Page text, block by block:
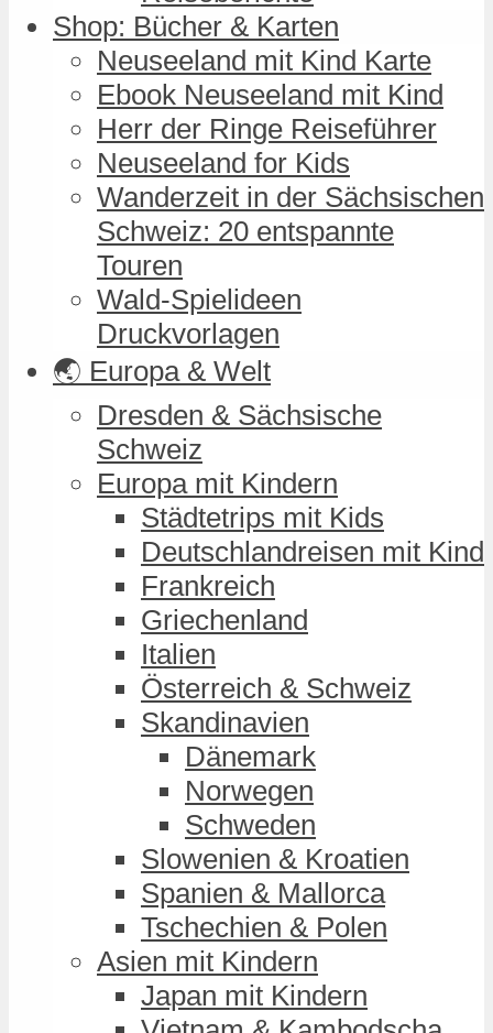
Shop: Bücher & Karten
Neuseeland mit Kind Karte
Ebook Neuseeland mit Kind
Herr der Ringe Reiseführer
Neuseeland for Kids
Wanderzeit in der Sächsischen
Schweiz: 20 entspannte
Touren
Wald-Spielideen
Druckvorlagen
🌏 Europa & Welt
Dresden & Sächsische
Schweiz
Europa mit Kindern
Städtetrips mit Kids
Deutschlandreisen mit Kind
Frankreich
Griechenland
Italien
Österreich & Schweiz
Skandinavien
Dänemark
Norwegen
Schweden
Slowenien & Kroatien
Spanien & Mallorca
Tschechien & Polen
Asien mit Kindern
Japan mit Kindern